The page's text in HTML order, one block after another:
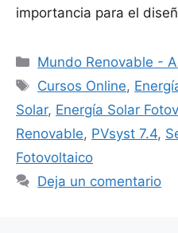
importancia para el
Categorías
Mundo Renovable -
Etiquetas
Cursos Online,
Solar, Energía Solar
Renovable, PVsyst 7.4,
Fotovoltaico
Deja un comentario